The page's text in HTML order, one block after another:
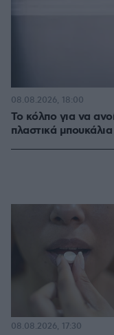
Το κόλπο για να
πλαστικά
08.08.2026, 18:00
08.08.2026, 17:30